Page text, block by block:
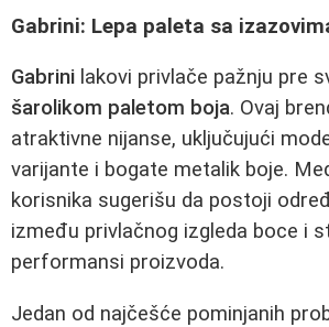
Gabrini: Lepa paleta sa
Gabrini lakovi privlače pažnju pre
šarolikom paletom boja. Ovaj
atraktivne nijanse, uključujući
varijante i bogate metalik boje.
korisnika sugerišu da postoji
između privlačnog izgleda boce i
performansi proizvoda.
Jedan od najčešće pominjanih